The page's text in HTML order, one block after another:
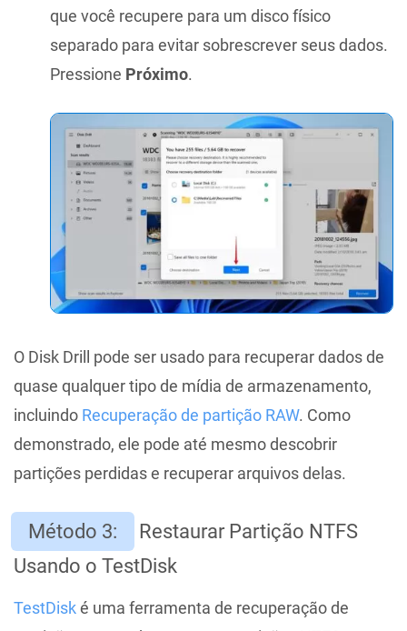
que você recupere para um disco físico
separado para evitar sobrescrever seus dados.
Pressione Próximo.
O Disk Drill pode ser usado para recuperar dados de
quase qualquer tipo de mídia de armazenamento,
incluindo Recuperação de partição RAW. Como
demonstrado, ele pode até mesmo descobrir
partições perdidas e recuperar arquivos delas.
Método 3:
Restaurar Partição NTFS
Usando o TestDisk
TestDiské uma ferramenta de recuperação de